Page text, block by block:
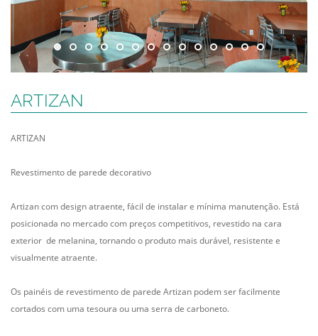
ARTIZAN
ARTIZAN
Revestimento de parede decorativo
Artizan com design atraente, fácil de instalar e mínima manutenção. Está
posicionada no mercado com preços competitivos, revestido na cara
exterior de melanina, tornando o produto mais durável, resistente e
visualmente atraente.
Os painéis de revestimento de parede Artizan podem ser facilmente
cortados com uma tesoura ou uma serra de carboneto.